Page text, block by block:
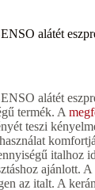
alátét
alátét
termék. A
teszi
italhoz
ajánlott.
az italt. A